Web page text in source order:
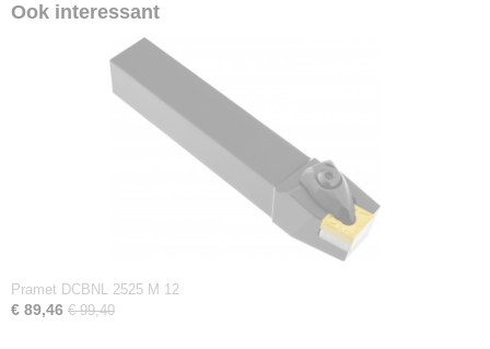
Ook interessant
Pramet DCBNL 2525 M 12
€ 89,46 € 99,40